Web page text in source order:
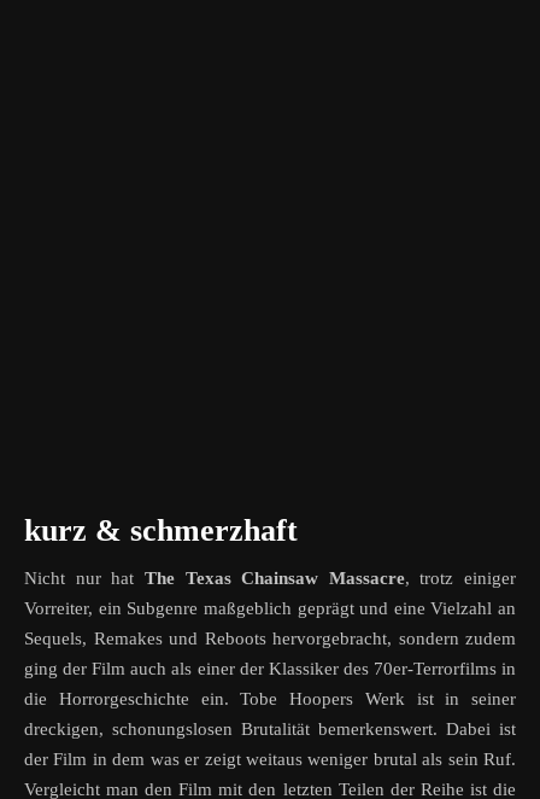
kurz & schmerzhaft
Nicht nur hat The Texas Chainsaw Massacre, trotz einiger
Vorreiter, ein Subgenre maßgeblich geprägt und eine Vielzahl an
Sequels, Remakes und Reboots hervorgebracht, sondern zudem
ging der Film auch als einer der Klassiker des 70er-Terrorfilms in
die Horrorgeschichte ein. Tobe Hoopers Werk ist in seiner
dreckigen, schonungslosen Brutalität bemerkenswert. Dabei ist
der Film in dem was er zeigt weitaus weniger brutal als sein Ruf.
Vergleicht man den Film mit den letzten Teilen der Reihe ist die